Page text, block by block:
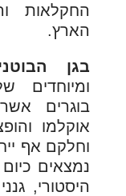
החקלאות
הארץ.
בגן
ומיוחדים
בוגרים
אוקלמו
וחלקם אף
נמצאים
היסטורי,